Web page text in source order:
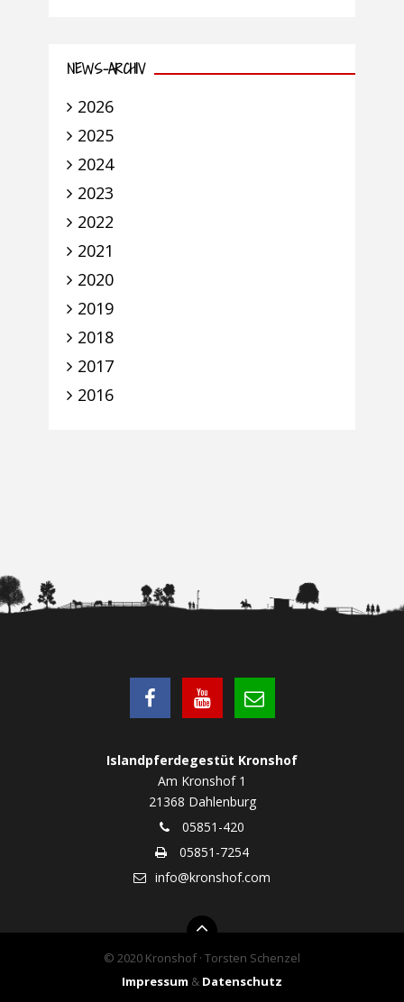
NEWS-ARCHIV
2026
2025
2024
2023
2022
2021
2020
2019
2018
2017
2016
Islandpferdegestüt Kronshof
Am Kronshof 1
21368 Dahlenburg
05851-420
05851-7254
info@kronshof.com
© 2020 Kronshof · Torsten Schenzel
Impressum & Datenschutz